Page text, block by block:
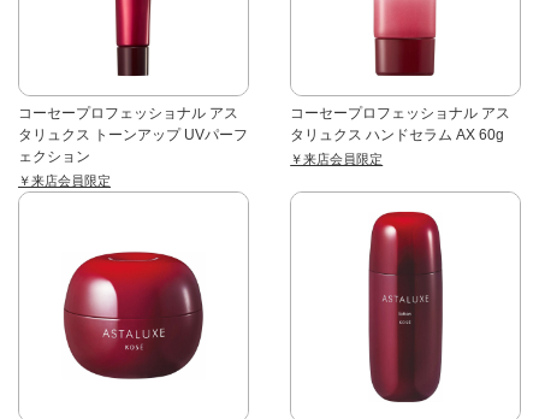
コーセープロフェッショナル アス
タリュクス トーンアップ UVパーフ
ェクション
￥来店会員限定
コーセープロフェッショナル アス
タリュクス ハンドセラム AX 60g
￥来店会員限定